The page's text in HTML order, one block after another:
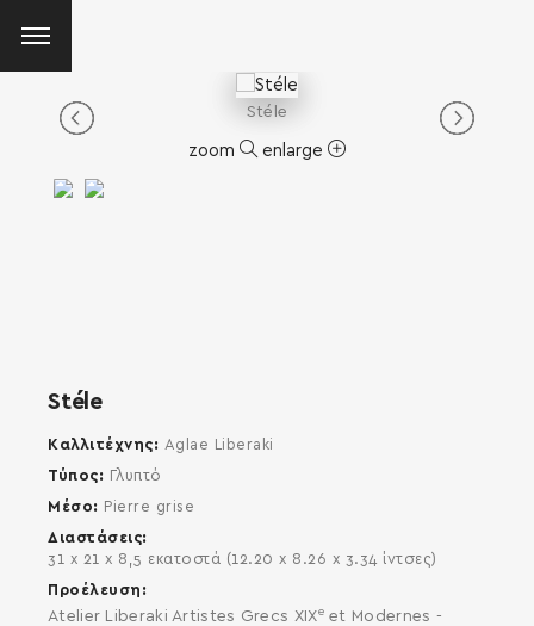
Stéle
zoom enlarge
Stéle
Καλλιτέχνης
Aglae Liberaki
Τύπος
Γλυπτό
Μέσο
Pierre grise
Διαστάσεις
31 x 21 x 8,5 εκατοστά (12.20 x 8.26 x 3.34 ίντσες)
Προέλευση
Atelier Liberaki Artistes Grecs XIXeet Modernes -